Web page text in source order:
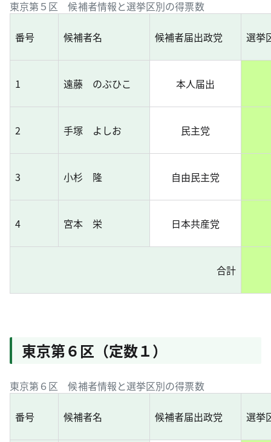
東京第５区 候補者情報と選挙区別の得票数
番号 候補者名 候補者届出政党 選挙
1 遠藤 のぶひこ 本人届出
2 手塚 よしお 民主党
3 小杉 隆 自由民主党
4 宮本 栄 日本共産党
合計
東京第６区（定数１）
東京第６区 候補者情報と選挙区別の得票数
番号 候補者名 候補者届出政党 選挙